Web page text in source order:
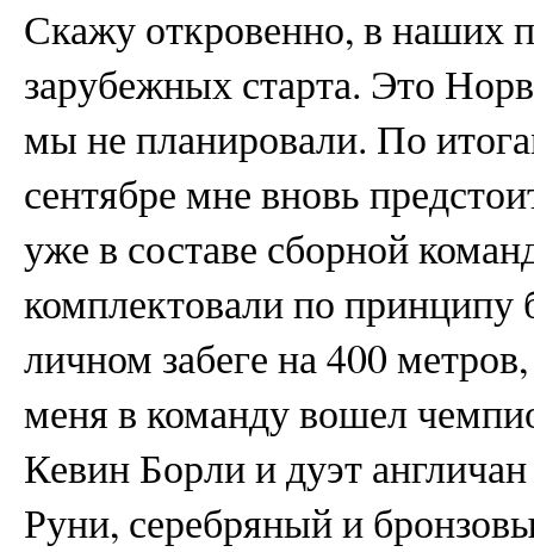
Скажу откровенно, в наших
зарубежных старта. Это
мы не планировали. По
сентябре мне вновь
уже в составе сборной
комплектовали по принципу
личном забеге на 400
меня в команду вошел
Кевин Борли и дуэт
Руни, серебряный и